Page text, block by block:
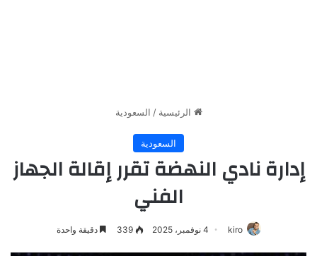
الرئيسية / السعودية
السعودية
إدارة نادي النهضة تقرر إقالة الجهاز
الفني
kiro 4 نوفمبر، 2025 339 دقيقة واحدة